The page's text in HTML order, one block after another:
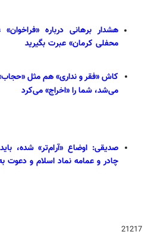
هشدار برهانی درباره
محفلی کرمان» عبرت بگیرید
کاش «فقر و نداری» هم مثل
می‌شد، شما را «اخراج» می‌کرد
صدیقی: اوضاع «آرام‌تر» شده،
چادر و عمامه نماد اسلام و دعوت
21217